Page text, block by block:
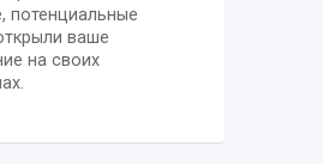
потенциальные
ваше
на своих